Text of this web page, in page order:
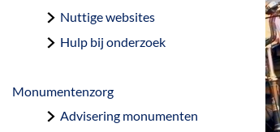
Nuttige websites
Hulp bij onderzoek
Monumentenzorg
Advisering monumenten